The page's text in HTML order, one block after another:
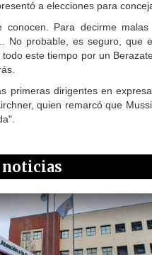
a elecciones para
conocen. Para decirme
No probable, es seguro, que
todo este tiempo por un
primeras dirigentes en
quien remarcó que
noticias